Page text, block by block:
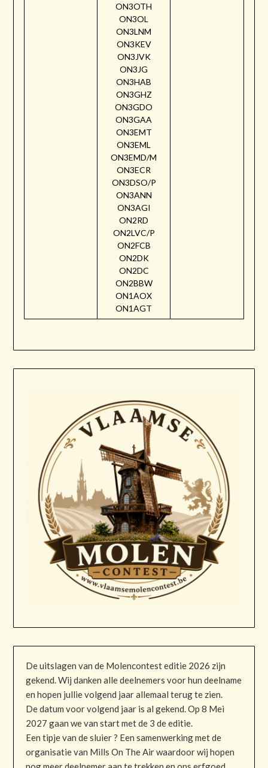
ON3OTH
ON3OL
ON3LNM
ON3KEV
ON3JVK
ON3JG
ON3HAB
ON3GHZ
ON3GDO
ON3GAA
ON3EMT
ON3EML
ON3EMD/M
ON3ECR
ON3DSO/P
ON3ANN
ON3AGI
ON2RD
ON2LVC/P
ON2FCB
ON2DK
ON2DC
ON2BBW
ON1AOX
ON1AGT
De uitslagen van de Molencontest editie 2026 zijn
gekend. Wij danken alle deelnemers voor hun deelname
en hopen jullie volgend jaar allemaal terug te zien.
De datum voor volgend jaar is al gekend. Op 8 Mei
2027 gaan we van start met de 3 de editie.
Een tipje van de sluier ? Een samenwerking met de
organisatie van Mills On The Air waardoor wij hopen